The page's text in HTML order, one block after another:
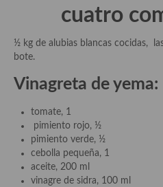
Aperitivos
Bebidas
demás
Entrantes y primeros platos
Ensaladas
cuatro
½ kg de alubias blancas cocidas,
bote.
Vinagreta de yema:
tomate, 1
pimiento rojo, ½
pimiento verde, ½
cebolla pequeña, 1
aceite, 200 ml
vinagre de sidra, 100 ml